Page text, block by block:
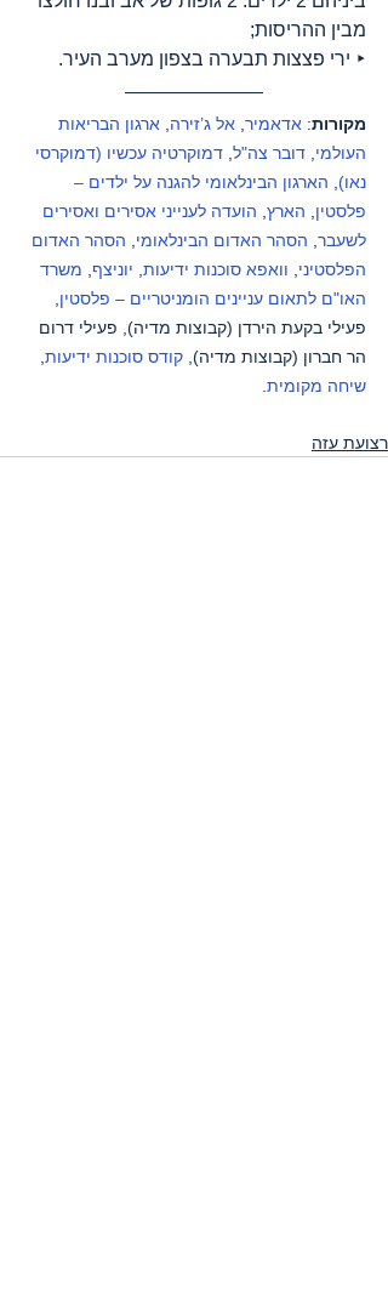
מבין ההריסות;
‣ ירי פצצות תבערה בצפון מערב העיר.
מקורות: אדאמיר אל ג’זירה
ארגון הבריאות
העולמי דובר צה"ל דמוקרטיה עכשיו (דמוקרסי
נאו)
הארגון הבינלאומי להגנה על ילדים –
פלסטין
הארץ הועדה לענייני אסירים ואסירים
לשעבר הסהר האדום הבינלאומי
הסהר האדום
הפלסטיני
וואפא סוכנות ידיעות יוניצף
משרד
האו"ם לתאום עניינים הומניטריים – פלסטין
פעילי בקעת הירדן (קבוצות מדיה), פעילי דרום
הר חברון (קבוצות מדיה), קודס סוכנות ידיעות
שיחה מקומית
רצועת עזה